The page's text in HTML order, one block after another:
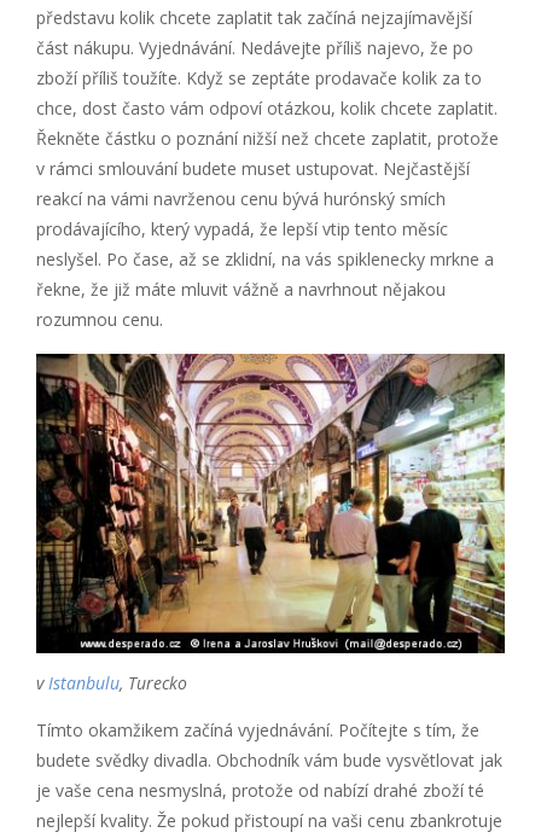
představu kolik chcete zaplatit tak začíná nejzajímavější
část nákupu. Vyjednávání. Nedávejte příliš najevo, že po
zboží příliš toužíte. Když se zeptáte prodavače kolik za to
chce, dost často vám odpoví otázkou, kolik chcete zaplatit.
Řekněte částku o poznání nižší než chcete zaplatit, protože
v rámci smlouvání budete muset ustupovat. Nejčastější
reakcí na vámi navrženou cenu bývá hurónský smích
prodávajícího, který vypadá, že lepší vtip tento měsíc
neslyšel. Po čase, až se zklidní, na vás spiklenecky mrkne a
řekne, že již máte mluvit vážně a navrhnout nějakou
rozumnou cenu.
vIstanbulu, Turecko
Tímto okamžikem začíná vyjednávání. Počítejte s tím, že
budete svědky divadla. Obchodník vám bude vysvětlovat jak
je vaše cena nesmyslná, protože od nabízí drahé zboží té
nejlepší kvality. Že pokud přistoupí na vaši cenu zbankrotuje